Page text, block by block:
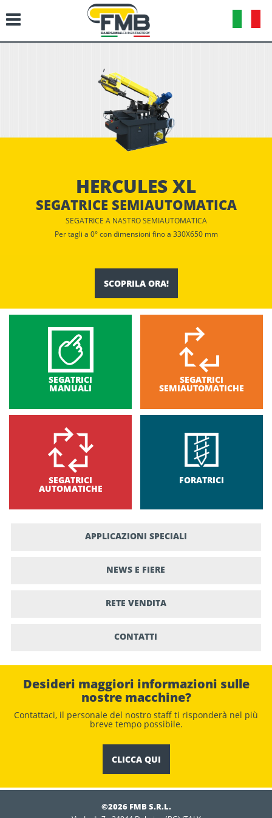
HERCULES XL
SEGATRICE SEMIAUTOMATICA
SEGATRICE A NASTRO SEMIAUTOMATICA
Per tagli a 0° con dimensioni fino a 330X650 mm
SCOPRILA ORA!
SEGATRICI
MANUALI
SEGATRICI
SEMIAUTOMATICHE
SEGATRICI
AUTOMATICHE
FORATRICI
APPLICAZIONI SPECIALI
NEWS E FIERE
RETE VENDITA
CONTATTI
Desideri maggiori informazioni sulle
nostre macchine?
Contattaci, il personale del nostro staﬀ ti risponderà nel più
breve tempo possibile.
CLICCA QUI
©2026 FMB S.R.L.